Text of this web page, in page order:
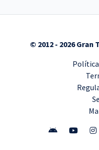
© 2012 - 2026 Gran
Política